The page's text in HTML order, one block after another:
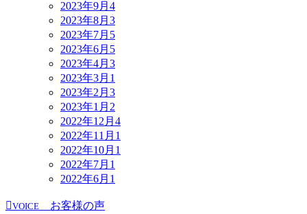
2023年9月 4
2023年8月 3
2023年7月 5
2023年6月 5
2023年4月 3
2023年3月 1
2023年2月 3
2023年1月 2
2022年12月 4
2022年11月 1
2022年10月 1
2022年7月 1
2022年6月 1
VOICE お客様の声